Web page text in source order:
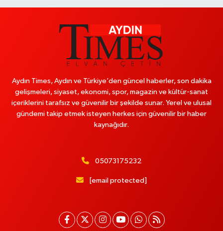
Aydın Times, Aydın ve Türkiye’den güncel haberler, son dakika
gelişmeleri, siyaset, ekonomi, spor, magazin ve kültür-sanat
içeriklerini tarafsız ve güvenilir bir şekilde sunar. Yerel ve ulusal
gündemi takip etmek isteyen herkes için güvenilir bir haber
kaynağıdır.
05073175232
[email protected]